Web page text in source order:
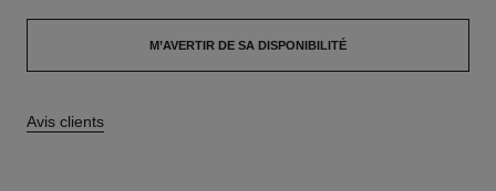
M’AVERTIR DE SA DISPONIBILITÉ
Avis clients